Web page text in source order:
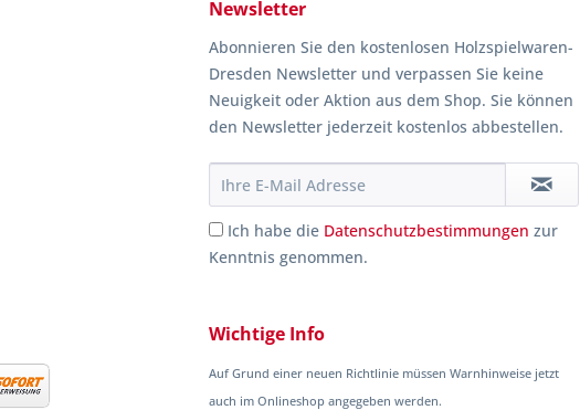
Newsletter
Abonnieren Sie den kostenlosen Holzspielwaren-
Dresden Newsletter und verpassen Sie keine
Neuigkeit oder Aktion aus dem Shop. Sie können
den Newsletter jederzeit kostenlos abbestellen.
Ich habe die Datenschutzbestimmungen zur
Kenntnis genommen.
Wichtige Info
Auf Grund einer neuen Richtlinie müssen Warnhinweise jetzt
auch im Onlineshop angegeben werden.